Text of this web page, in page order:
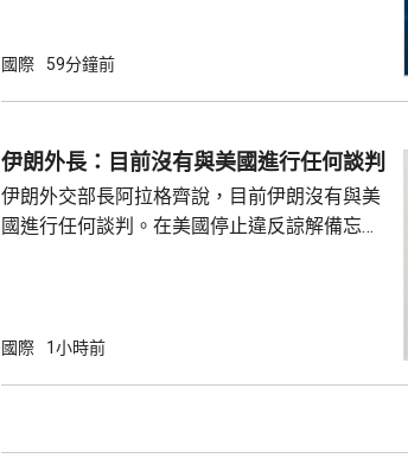
造成傷亡。 胡塞武裝上月底以報復沙特持續
相攻擊，沙特阿美位於吉贊和延布的石油設施
亦曾受襲。
國際 59分鐘前
伊朗外長：目前沒有與美國進行任何談判
伊朗外交部長阿拉格齊說，目前伊朗沒有與美
國進行任何談判。在美國停止違反諒解備忘錄
國際 1小時前